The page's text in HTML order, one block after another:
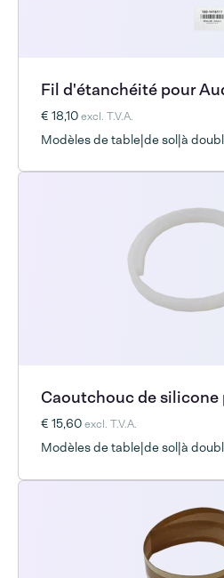
Fil d'étanchéité pour
€ 18,10excl. T.V.A.
Modèles de table|de sol|à
Caoutchouc de
€ 15,60excl. T.V.A.
Modèles de table|de sol|à